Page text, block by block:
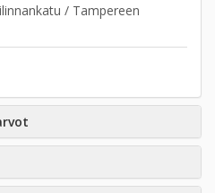
/ Tampereen